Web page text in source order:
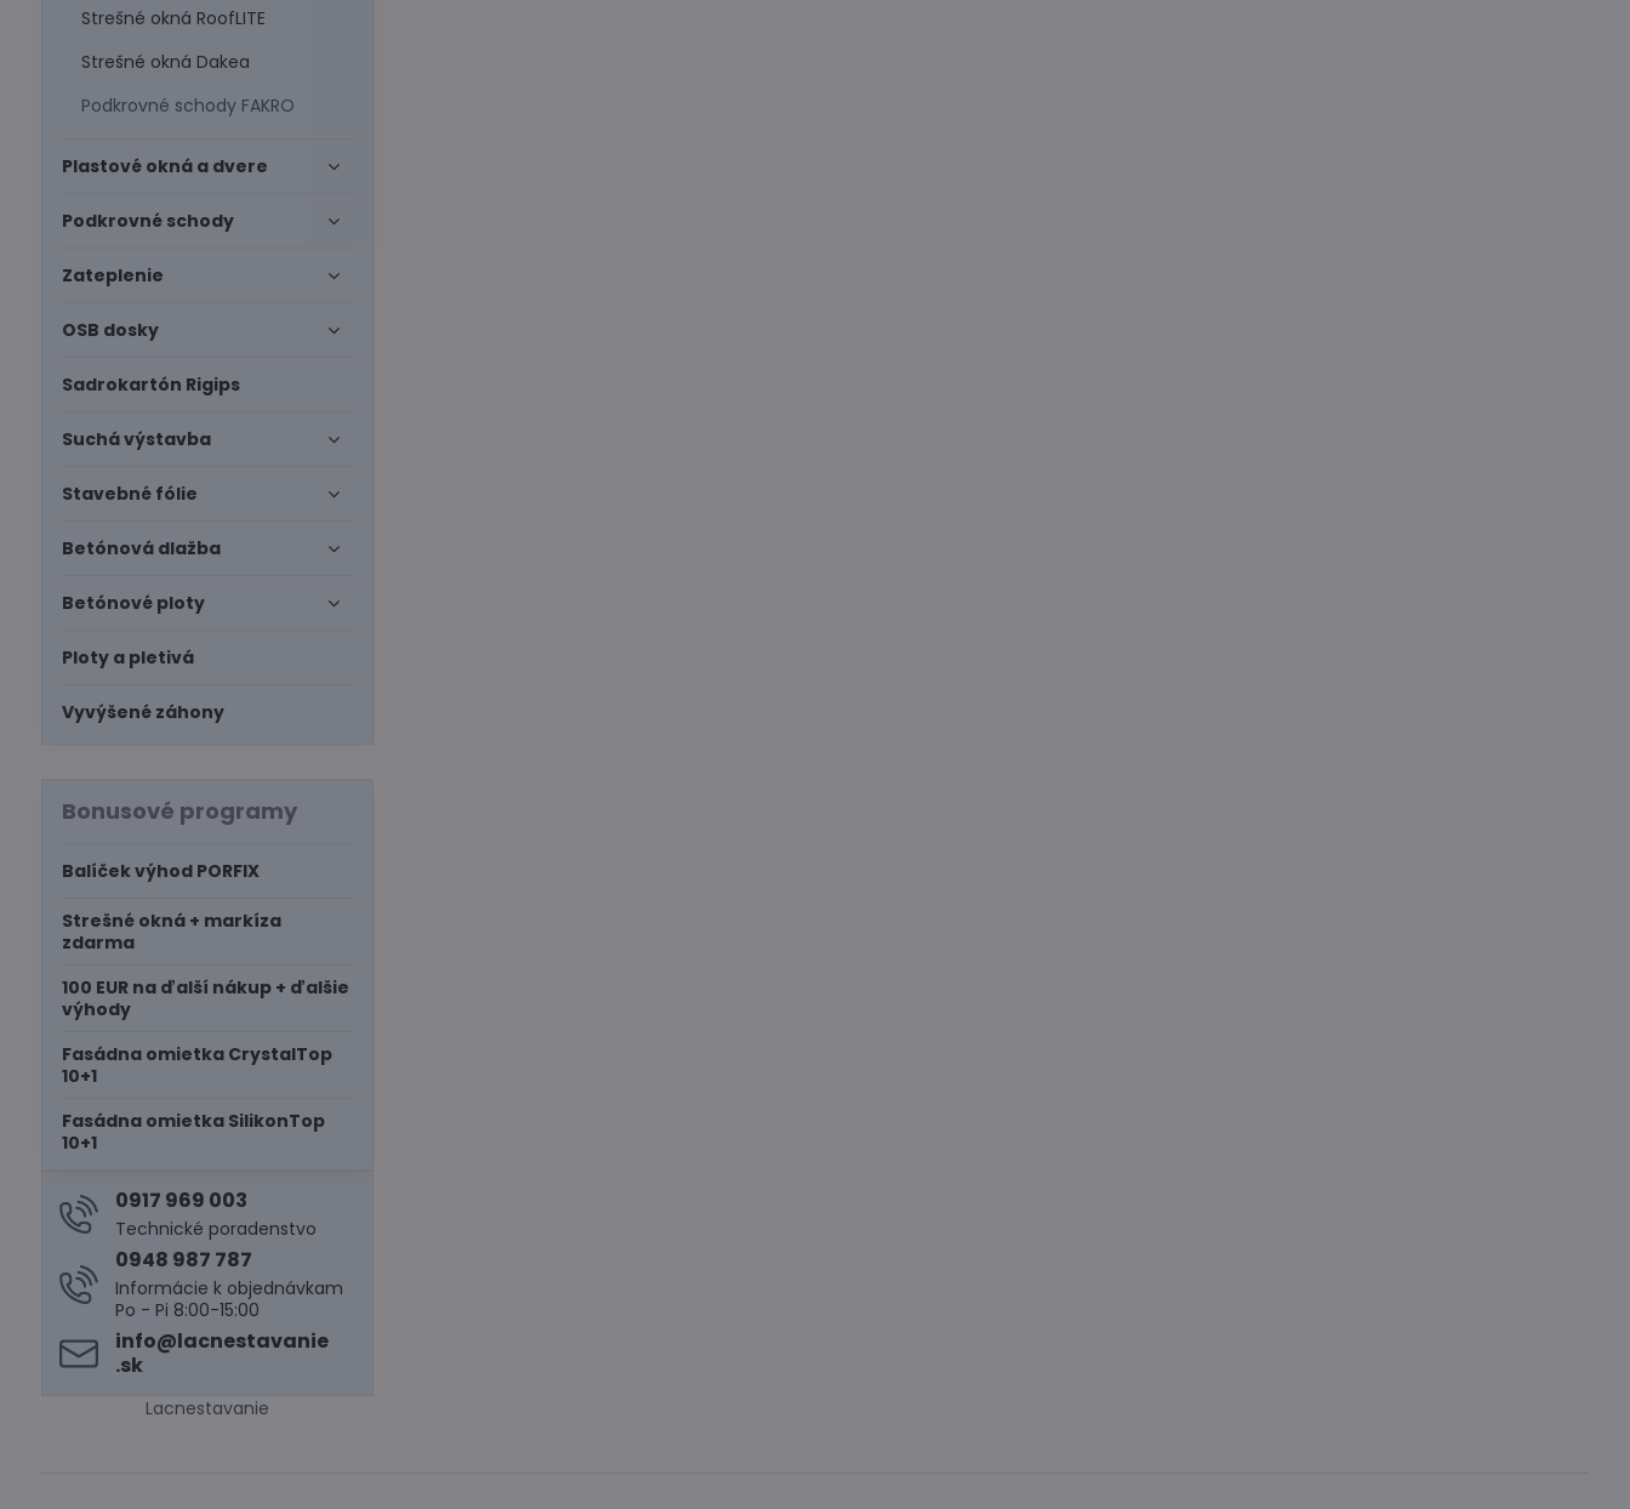
Strešné okná RoofLITE
Strešné okná Dakea
Podkrovné schody FAKRO
Plastové okná a dvere
Podkrovné schody
Zateplenie
OSB dosky
Sadrokartón Rigips
Suchá výstavba
Stavebné fólie
Betónová dlažba
Betónové ploty
Ploty a pletivá
Vyvýšené záhony
Bonusové programy
Balíček výhod PORFIX
Strešné okná + markíza
zdarma
100 EUR na ďalší nákup + ďalšie
výhody
Fasádna omietka CrystalTop
10+1
Fasádna omietka SilikonTop
10+1
0917 969 003
Technické poradenstvo
0948 987 787
Informácie k objednávkam
Po - Pi 8:00-15:00
info​@lacnestavanie​
.sk
Lacnestavanie